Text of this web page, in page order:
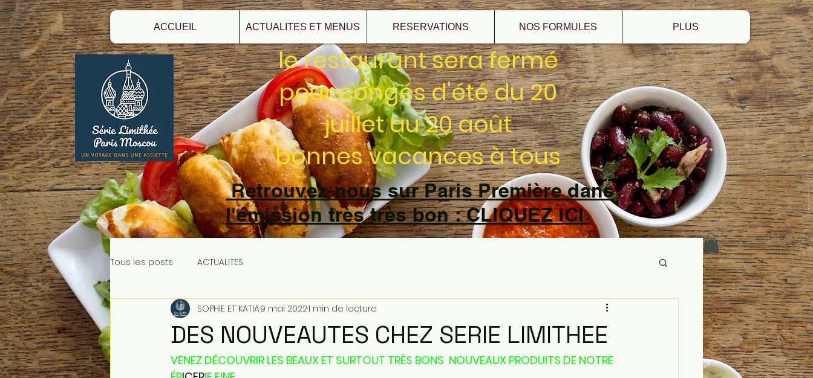
ACCUEIL ACTUALITES ET MENUS RESERVATIONS NOS FORMULES PLUS
le restaurant sera fermé
pour congés d'été du 20
juillet au 20 août
bonnes vacances à tous
Retrouvez-nous sur Paris Première dans
l'émission très très bon : CLIQUEZ ICI
Tous les posts ACTUALITES
DES NOUVEAUTES CHEZ SERIE LIMITHEE
SOPHIE ET KATIA9 mai 20221 min de lecture
VENEZ DÉCOUVRIR LES BEAUX ET SURTOUT TRÈS BONS  NOUVEAUX PRODUITS DE NOTRE